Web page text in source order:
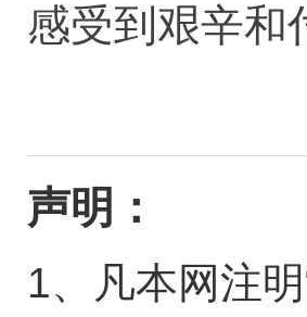
感受到艰辛和
声明：
1、凡本网注